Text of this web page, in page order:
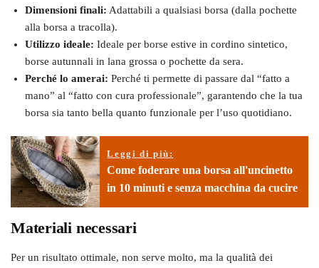
Dimensioni finali: Adattabili a qualsiasi borsa (dalla pochette
alla borsa a tracolla).
Utilizzo ideale: Ideale per borse estive in cordino sintetico,
borse autunnali in lana grossa o pochette da sera.
Perché lo amerai: Perché ti permette di passare dal “fatto a
mano” al “fatto con cura professionale”, garantendo che la tua
borsa sia tanto bella quanto funzionale per l’uso quotidiano.
Leggi di più:
Come foderare una borsa all'uncinetto
in 10 minuti e senza macchina da cucire
Materiali necessari
Per un risultato ottimale, non serve molto, ma la qualità dei